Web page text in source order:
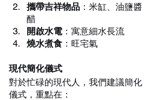
攜帶吉祥物品 ：米缸、油鹽醬
醋
開啟水電 ：寓意細水長流
燒水煮食 ：旺宅氣
現代簡化儀式
對於忙碌的現代人，我們建議簡化
儀式，重點在：